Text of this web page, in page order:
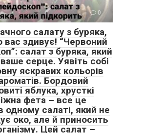
0
салату з буряка,
вас здивує! “Червоний
салат з буряка, який
серце. Уявіть собі
яскравих кольорів
Бордовий
яблука, хрусткі
фета – все це
одному салаті, який не
око, але й приносить
Цей салат –